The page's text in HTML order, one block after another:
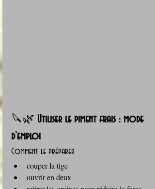
🔪🌿 Utiliser le piment frais : mode
d’emploi
Comment le préparer
couper la tige
ouvrir en deux